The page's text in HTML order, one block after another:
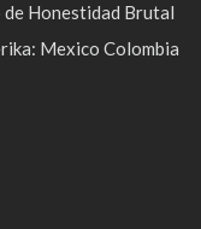
de Honestidad Brutal
Mexico Colombia